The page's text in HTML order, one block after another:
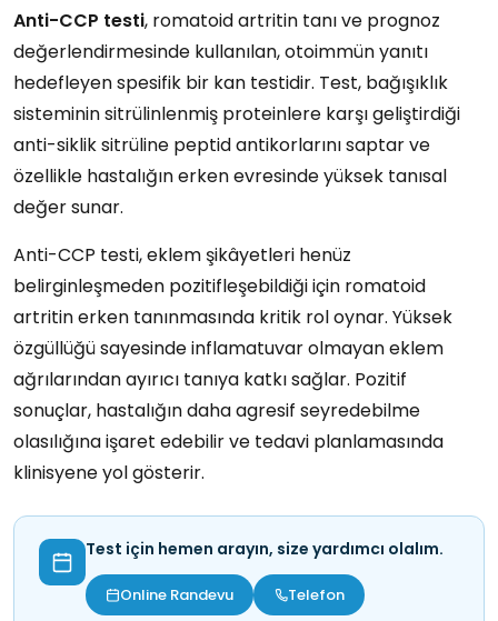
Anti-CCP testi, romatoid artritin tanı ve prognoz
değerlendirmesinde kullanılan, otoimmün yanıtı
hedefleyen spesifik bir kan testidir. Test, bağışıklık
sisteminin sitrülinlenmiş proteinlere karşı geliştirdiği
anti-siklik sitrüline peptid antikorlarını saptar ve
özellikle hastalığın erken evresinde yüksek tanısal
değer sunar.
Anti-CCP testi, eklem şikâyetleri henüz
belirginleşmeden pozitifleşebildiği için romatoid
artritin erken tanınmasında kritik rol oynar. Yüksek
özgüllüğü sayesinde inflamatuvar olmayan eklem
ağrılarından ayırıcı tanıya katkı sağlar. Pozitif
sonuçlar, hastalığın daha agresif seyredebilme
olasılığına işaret edebilir ve tedavi planlamasında
klinisyene yol gösterir.
Test için hemen arayın, size yardımcı olalım.
Online Randevu Telefon